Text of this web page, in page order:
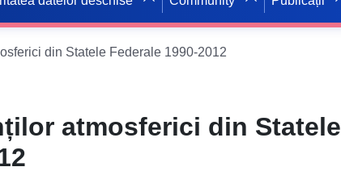
din Statele Federale 1990-2012
atmosferici din Statele